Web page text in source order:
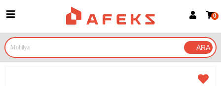
Google İle Bağlan
0